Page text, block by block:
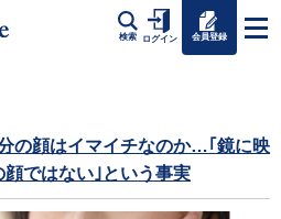
検索 ログイン 会員登録
の顔はイマイチなのか…｢鏡に映
ではない｣という事実